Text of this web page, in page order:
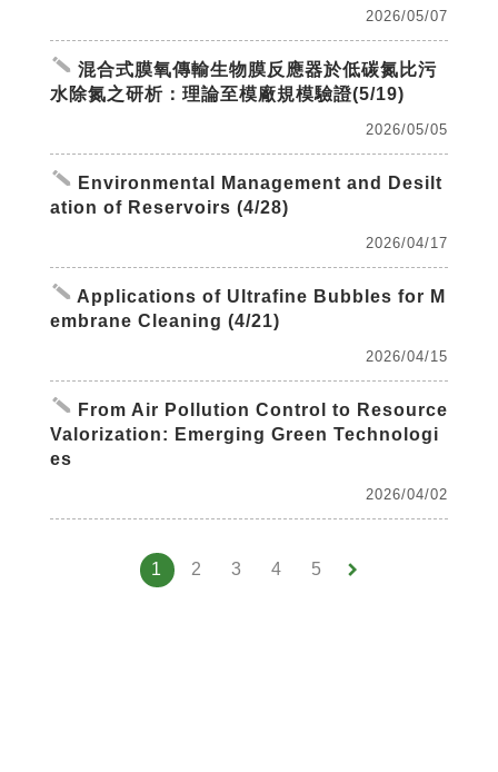
2026/05/07
create 混合式膜氧傳輸生物膜反應器於低碳氮比污
水除氮之研析：理論至模廠規模驗證(5/19)
2026/05/05
create Environmental Management and Desilt
ation of Reservoirs (4/28)
2026/04/17
create Applications of Ultrafine Bubbles for M
embrane Cleaning (4/21)
2026/04/15
create From Air Pollution Control to Resource
Valorization: Emerging Green Technologi
es
2026/04/02
1 2 3 4 5 keyboard_arrow_right